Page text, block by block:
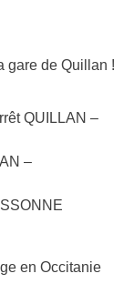
gare de Quillan !
QUILLAN –
–
en Occitanie